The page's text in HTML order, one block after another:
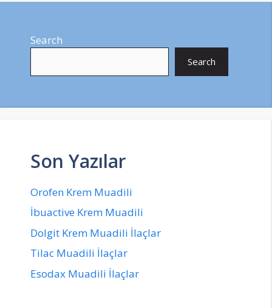
Search
Search
Son Yazılar
Orofen Krem Muadili
İbuactive Krem Muadili
Dolgit Krem Muadili İlaçlar
Tilac Muadili İlaçlar
Esodax Muadili İlaçlar